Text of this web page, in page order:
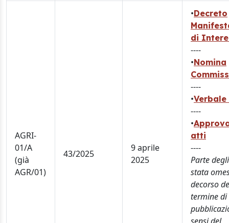
AGRI-
01/A
(già
AGR/01)
43/2025
9 aprile
2025
•Decreto
di
----
•Nomina
----
•Verbale
----
•
atti
----
Parte
stata
decorso
termine di